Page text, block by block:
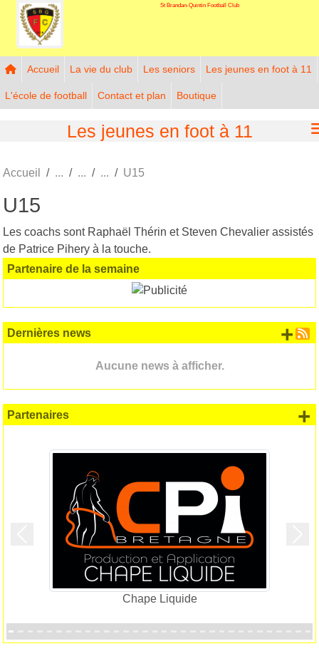
St Brandan-Quintin Football Club
Accueil La vie du club Les seniors Les jeunes en foot à 11
L'école de football Contact et plan Boutique
Les jeunes en foot à 11
Accueil U15
U15
Les coachs sont Raphaël Thérin et Steven Chevalier assistés
de Patrice Pihery à la touche.
Partenaire de la semaine
Dernières news
Aucune news à afficher.
+
Partenaires
Chape Liquide
Précedent
+
Panneau de gestion des cookies